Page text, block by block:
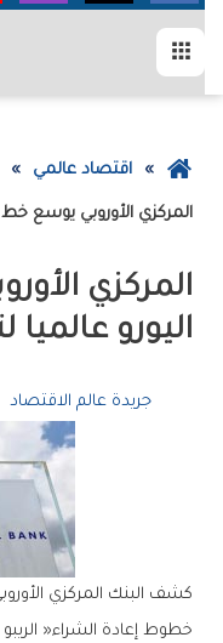
عودة
الرئيسية
اقتصاد عالمي
المركزي‭ ‬الأوروبي‭ ‬يوسع‭ ‬خط‭ ‬دعم‭ ‬اليورو‭ ‬عالميا‭ ‬لتعزيز‭ ‬مكانته‭ ‬الدولية
‬اليورو‭ ‬عالميا‭ ‬لتعزيز‭ ‬مكانته‭ ‬الدولية
جريدة عالم الاقتصاد